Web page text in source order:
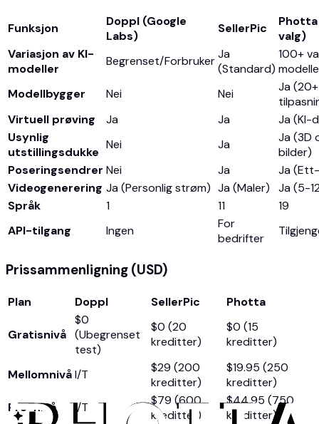
Funksjon
Doppl (Google
Labs)
SellerPic
valg)
Variasjon av KI-
modeller
Begrenset/ForbrukerJa
(Standard)
100+
Modellbygger
Nei Nei
Ja (20+
Virtuell prøving
Ja Ja
Ja (KI-
Usynlig
utstillingsdukke
Nei Ja
Ja (3D
bilder)
Poseringsendrer Nei Ja
Ja
Videogenerering Ja (Personlig strøm) Ja (Maler)
Ja (5-
Språk
1 11
19
API-tilgang
Ingen
For
bedrifter
Prissammenligning (USD)
Plan Doppl SellerPic Photta
Gratisnivå
$0
(Ubegrenset
test)
$0 (20
kreditter)
$0 (15
kreditter)
MellomnivåI/T
$29 (200
kreditter)
$19.95 (250
kreditter)
Pro-nivå
I/T
$79 (600
kreditter)
$44.95 (750
kreditter)